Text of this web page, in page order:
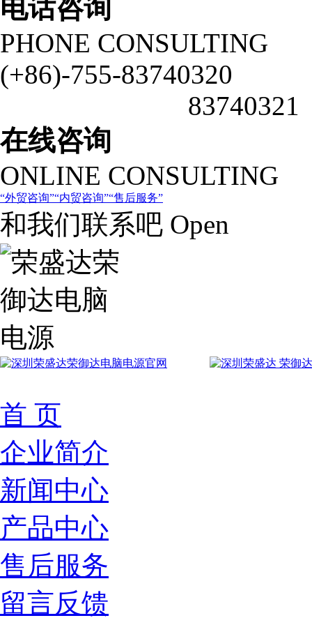
电话咨询
PHONE CONSULTING
(+86)-755-83740320
83740321
在线咨询
ONLINE CONSULTING
外贸咨询 内贸咨询 售后服务
和我们联系吧 Open
首 页
企业简介
新闻中心
产品中心
售后服务
留言反馈